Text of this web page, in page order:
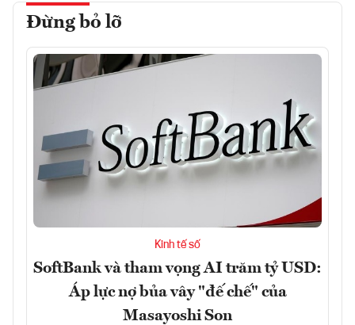
Đừng bỏ lỡ
Kinh tế số
SoftBank và tham vọng AI trăm tỷ USD:
Áp lực nợ bủa vây "đế chế" của
Masayoshi Son